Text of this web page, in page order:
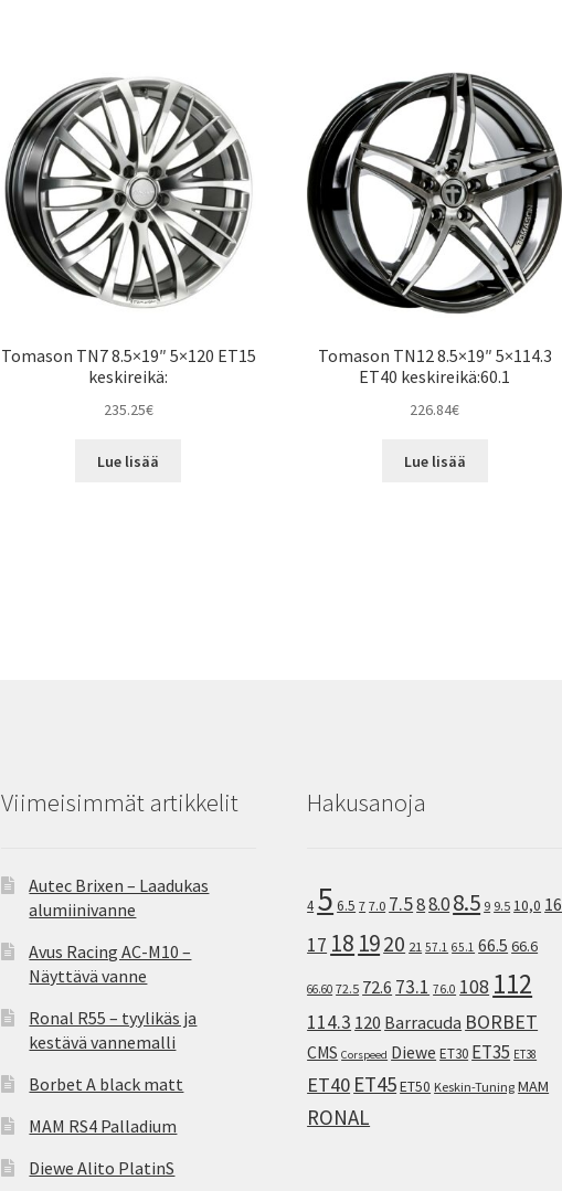
Tomason TN7 8.5×19″ 5×120 ET15
keskireikä:
235.25€
Lue lisää
Tomason TN12 8.5×19″ 5×114.3
ET40 keskireikä:60.1
226.84€
Lue lisää
Viimeisimmät artikkelit
Autec Brixen – Laadukas
alumiinivanne
Avus Racing AC-M10 –
Näyttävä vanne
Ronal R55 – tyylikäs ja
kestävä vannemalli
Borbet A black matt
MAM RS4 Palladium
Diewe Alito PlatinS
Hakusanoja
4 5 6.5 7 7.0 7.588.08.5 9 9.5 10,0 16
17 18 1920 21 57.1 65.1 66.5 66.6
66.60 72.5 72.6 73.1 76.0 108 112
114.3 120 Barracuda BORBET
CMS Corspeed Diewe ET30 ET35 ET38
ET40 ET45ET50 Keskin-Tuning MAM
RONAL